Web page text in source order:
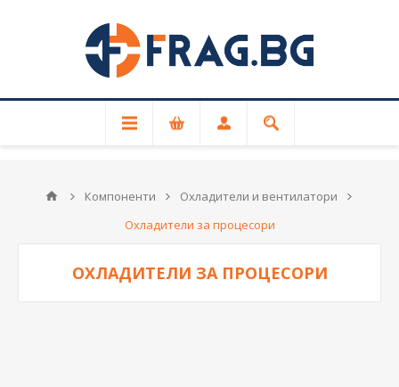
Компоненти
Охладители и вентилатори
Охладители за процесори
ОХЛАДИТЕЛИ ЗА ПРОЦЕСОРИ